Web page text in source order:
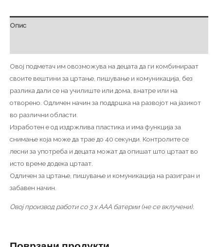
Опис
Овој подметач им овозможува на децата да ги комбинираат
своите вештини за цртање, пишување и комуникација, без
разлика дали се на училиште или дома, внатре или на
отворено. Одличен начин за поддршка на развојот на јазикот
во различни области.
Изработен е од издржлива пластика и има функција за
снимање која може да трае до 40 секунди. Контролите се
лесни за употреба и децата можат да опишат што цртаат во
исто време додека цртаат.
Одличен за цртање, пишување и комуникација на разигран и
забавен начин.
Овој производ работи со 3 x AAA батерии (не се вклучени).